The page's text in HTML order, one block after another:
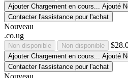
Ajouter Chargement en cours... Ajouté
Contacter l'assistance pour l'achat
Nouveau
.co.ug
Non disponible Non disponible
Ajouter Chargement en cours... Ajouté
Contacter l'assistance pour l'achat
Nouveau